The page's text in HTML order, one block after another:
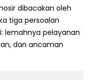
dibacakan oleh
tiga persoalan
lemahnya pelayanan
dan ancaman